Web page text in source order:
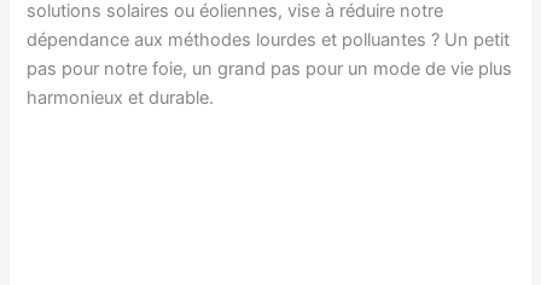
solutions solaires ou éoliennes, vise à réduire notre
dépendance aux méthodes lourdes et polluantes ? Un petit
pas pour notre foie, un grand pas pour un mode de vie plus
harmonieux et durable.